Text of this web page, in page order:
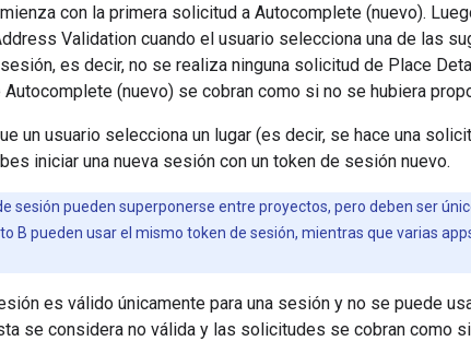
con la primera solicitud a Autocomplete (nuevo).
Validation cuando el usuario selecciona una de las
sesión, es decir, no se realiza ninguna solicitud de Place
Autocomplete (nuevo) se cobran como si no se hubiera
un usuario selecciona un lugar (es decir, se hace una
iniciar una nueva sesión con un token de sesión nuevo.
sesión pueden superponerse entre proyectos, pero deben ser
B pueden usar el mismo token de sesión, mientras que varias
es válido únicamente para una sesión y no se puede
se considera no válida y las solicitudes se cobran como